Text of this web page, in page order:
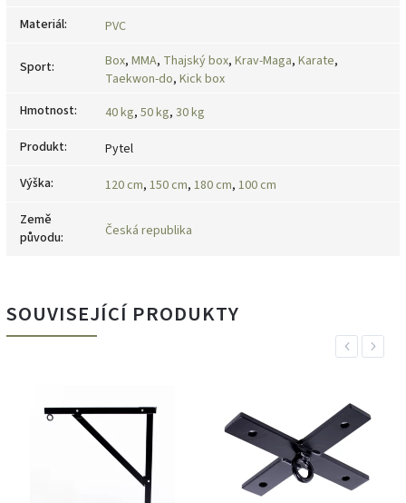
Materiál: PVC
Sport: Box, MMA, Thajský box, Krav-Maga, Karate,
Taekwon-do, Kick box
Hmotnost: 40 kg, 50 kg, 30 kg
Produkt:
Pytel
Výška: 120 cm, 150 cm, 180 cm, 100 cm
Země
původu: Česká republika
SOUVISEJÍCÍ PRODUKTY
Previous
Next